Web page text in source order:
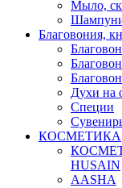
Мыло,
Благовония,
Духи на
Специи
КОСМЕТИКА
HUSAIN
AASHA